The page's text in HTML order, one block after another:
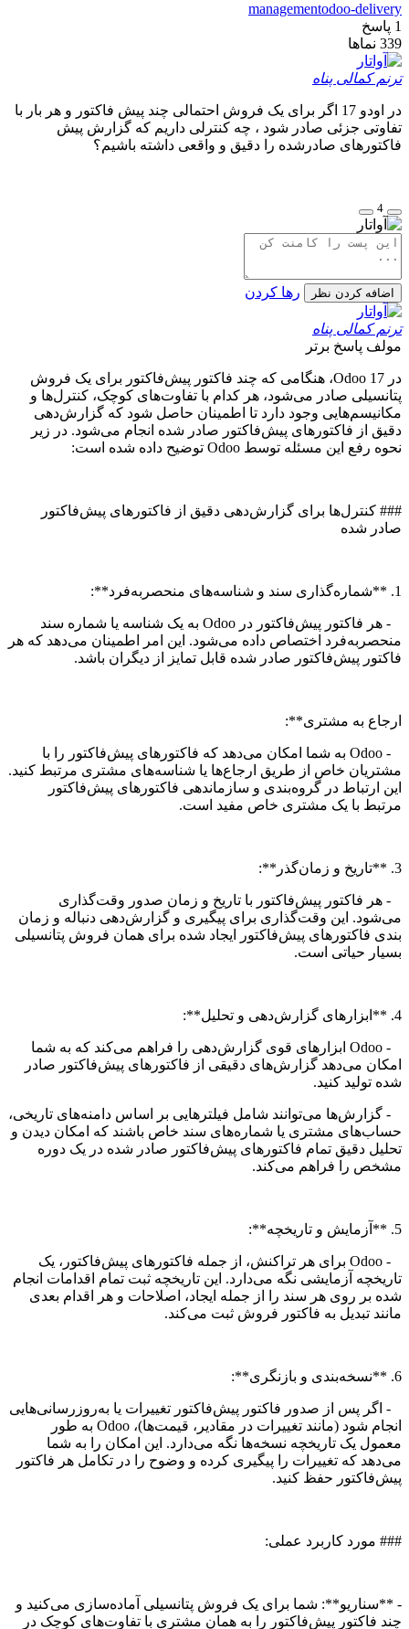
managementodoo-delivery
1 پاسخ
339 نماها
ترنم کمالی پناه
در اودو 17 اگر برای یک فروش احتمالی چند پیش فاکتور و هر بار با
تفاوتی جزئی صادر شود ، چه کنترلی داریم که گزارش پیش
فاکتورهای صادرشده را دقیق و واقعی داشته باشیم؟
4
اضافه کردن نظر رها کردن
ترنم کمالی پناه
مولف پاسخ برتر
در Odoo 17، هنگامی که چند فاکتور پیش‌فاکتور برای یک فروش
پتانسیلی صادر می‌شود، هر کدام با تفاوت‌های کوچک، کنترل‌ها و
مکانیسم‌هایی وجود دارد تا اطمینان حاصل شود که گزارش‌دهی
دقیق از فاکتورهای پیش‌فاکتور صادر شده انجام می‌شود. در زیر
نحوه رفع این مسئله توسط Odoo توضیح داده شده است:
### کنترل‌ها برای گزارش‌دهی دقیق از فاکتورهای پیش‌فاکتور
صادر شده
1. **شماره‌گذاری سند و شناسه‌های منحصربه‌فرد**:
- هر فاکتور پیش‌فاکتور در Odoo به یک شناسه یا شماره سند
منحصربه‌فرد اختصاص داده می‌شود. این امر اطمینان می‌دهد که هر
فاکتور پیش‌فاکتور صادر شده قابل تمایز از دیگران باشد.
ارجاع به مشتری**:
- Odoo به شما امکان می‌دهد که فاکتورهای پیش‌فاکتور را با
مشتریان خاص از طریق ارجاع‌ها یا شناسه‌های مشتری مرتبط کنید.
این ارتباط در گروه‌بندی و سازماندهی فاکتورهای پیش‌فاکتور
مرتبط با یک مشتری خاص مفید است.
3. **تاریخ و زمان‌گذر**:
- هر فاکتور پیش‌فاکتور با تاریخ و زمان صدور وقت‌گذاری
می‌شود. این وقت‌گذاری برای پیگیری و گزارش‌دهی دنباله و زمان
بندی فاکتورهای پیش‌فاکتور ایجاد شده برای همان فروش پتانسیلی
بسیار حیاتی است.
4. **ابزارهای گزارش‌دهی و تحلیل**:
- Odoo ابزارهای قوی گزارش‌دهی را فراهم می‌کند که به شما
امکان می‌دهد گزارش‌های دقیقی از فاکتورهای پیش‌فاکتور صادر
شده تولید کنید.
- گزارش‌ها می‌توانند شامل فیلترهایی بر اساس دامنه‌های تاریخی،
حساب‌های مشتری یا شماره‌های سند خاص باشند که امکان دیدن و
تحلیل دقیق تمام فاکتورهای پیش‌فاکتور صادر شده در یک دوره
مشخص را فراهم می‌کند.
5. **آزمایش و تاریخچه**:
- Odoo برای هر تراکنش، از جمله فاکتورهای پیش‌فاکتور، یک
تاریخچه آزمایشی نگه می‌دارد. این تاریخچه ثبت تمام اقدامات انجام
شده بر روی هر سند را از جمله ایجاد، اصلاحات و هر اقدام بعدی
مانند تبدیل به فاکتور فروش ثبت می‌کند.
6. **نسخه‌بندی و بازنگری**:
- اگر پس از صدور فاکتور پیش‌فاکتور تغییرات یا به‌روزرسانی‌هایی
انجام شود (مانند تغییرات در مقادیر، قیمت‌ها)، Odoo به طور
معمول یک تاریخچه نسخه‌ها نگه می‌دارد. این امکان را به شما
می‌دهد که تغییرات را پیگیری کرده و وضوح را در تکامل هر فاکتور
پیش‌فاکتور حفظ کنید.
### مورد کاربرد عملی:
- **سناریو**: شما برای یک فروش پتانسیلی آماده‌سازی می‌کنید و
چند فاکتور پیش‌فاکتور را به همان مشتری با تفاوت‌های کوچک در